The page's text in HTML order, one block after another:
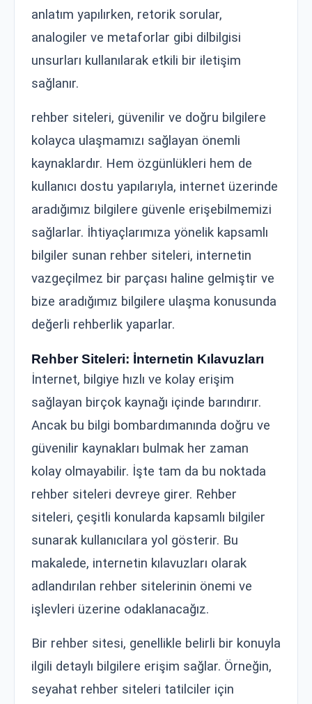
anlatım yapılırken, retorik sorular,
analogiler ve metaforlar gibi dilbilgisi
unsurları kullanılarak etkili bir iletişim
sağlanır.
rehber siteleri, güvenilir ve doğru bilgilere
kolayca ulaşmamızı sağlayan önemli
kaynaklardır. Hem özgünlükleri hem de
kullanıcı dostu yapılarıyla, internet üzerinde
aradığımız bilgilere güvenle erişebilmemizi
sağlarlar. İhtiyaçlarımıza yönelik kapsamlı
bilgiler sunan rehber siteleri, internetin
vazgeçilmez bir parçası haline gelmiştir ve
bize aradığımız bilgilere ulaşma konusunda
değerli rehberlik yaparlar.
Rehber Siteleri: İnternetin Kılavuzları
İnternet, bilgiye hızlı ve kolay erişim
sağlayan birçok kaynağı içinde barındırır.
Ancak bu bilgi bombardımanında doğru ve
güvenilir kaynakları bulmak her zaman
kolay olmayabilir. İşte tam da bu noktada
rehber siteleri devreye girer. Rehber
siteleri, çeşitli konularda kapsamlı bilgiler
sunarak kullanıcılara yol gösterir. Bu
makalede, internetin kılavuzları olarak
adlandırılan rehber sitelerinin önemi ve
işlevleri üzerine odaklanacağız.
Bir rehber sitesi, genellikle belirli bir konuyla
ilgili detaylı bilgilere erişim sağlar. Örneğin,
seyahat rehber siteleri tatilciler için